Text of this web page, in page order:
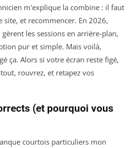
m'explique la combine : il faut
et recommencer. En 2026,
les sessions en arrière-plan,
pur et simple. Mais voilà,
ça. Alors si votre écran reste figé,
rouvrez, et retapez vos
(et pourquoi vous
courtois particuliers mon